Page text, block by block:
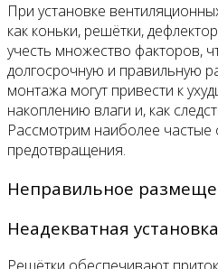
При установке
как коньки, решётки,
учесть множество факторов,
долгосрочную и правильную
монтажа могут привести к
накоплению влаги и, как
Рассмотрим наиболее
предотвращения.
Неправильное
Неадекватная